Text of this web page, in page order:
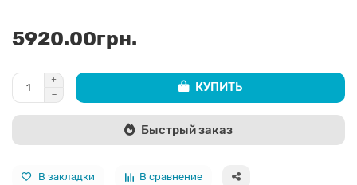
5920.00грн.
КУПИТЬ
Быстрый заказ
В закладки В сравнение